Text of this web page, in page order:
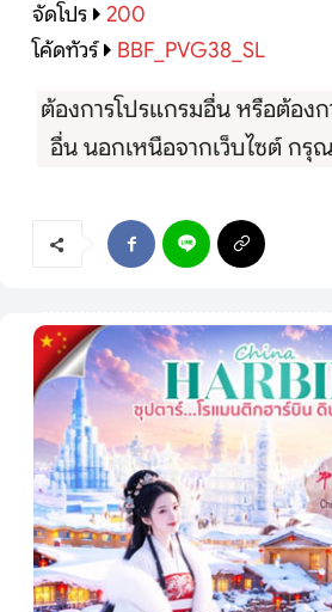
จัดโปร
200
โค้ดทัวร์
BBF_PVG38_SL
ต้องการโปรแกรมอื่น หรือต้องก
อื่น นอกเหนือจากเว็บไซต์ กรุ